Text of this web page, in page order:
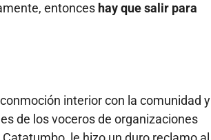
entonces hay que salir para
interior con la comunidad y
de los voceros de organizaciones